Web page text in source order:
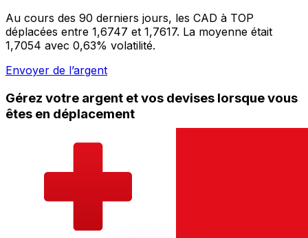
Au cours des 90 derniers jours, les CAD à TOP
déplacées entre 1,6747 et 1,7617. La moyenne était
1,7054 avec 0,63% volatilité.
Envoyer de l’argent
Gérez votre argent et vos devises lorsque vous
êtes en déplacement
L'application Xe réunit toutes les fonctionnalités
et la gestion de vos devises. Convertissez des devises,
l'argent à l'étranger sans frais cachés. Téléchargez